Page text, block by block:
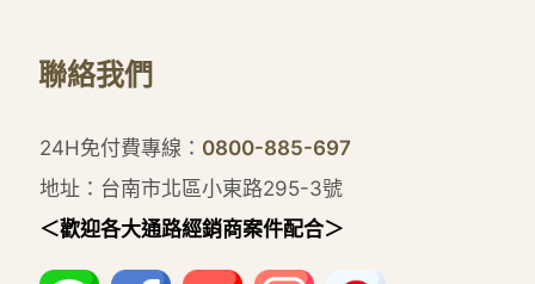
聯絡我們
24H免付費專線： 0800-885-697
地址：台南市北區小東路295-3號
＜歡迎各大通路經銷商案件配合＞